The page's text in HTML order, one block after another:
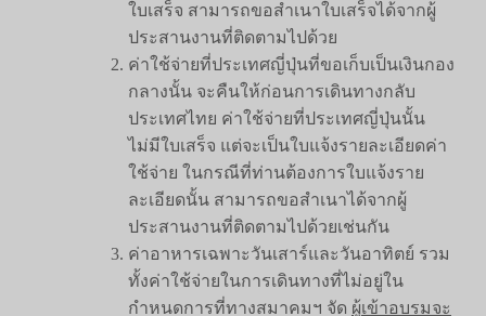
ใบเสร็จ สามารถขอสำเนาใบเสร็จได้จากผู้
ประสานงานที่ติดตามไปด้วย
ค่าใช้จ่ายที่ประเทศญี่ปุ่นที่ขอเก็บเป็นเงินกอง
กลางนั้น จะคืนให้ก่อนการเดินทางกลับ
ประเทศไทย ค่าใช้จ่ายที่ประเทศญี่ปุ่นนั้น
ไม่มีใบเสร็จ แต่จะเป็นใบแจ้งรายละเอียดค่า
ใช้จ่าย ในกรณีที่ท่านต้องการใบแจ้งราย
ละเอียดนั้น สามารถขอสำเนาได้จากผู้
ประสานงานที่ติดตามไปด้วยเช่นกัน
ค่าอาหารเฉพาะวันเสาร์และวันอาทิตย์ รวม
ทั้งค่าใช้จ่ายในการเดินทางที่ไม่อยู่ใน
กำหนดการที่ทางสมาคมฯ จัด ผู้เข้าอบรมจะ